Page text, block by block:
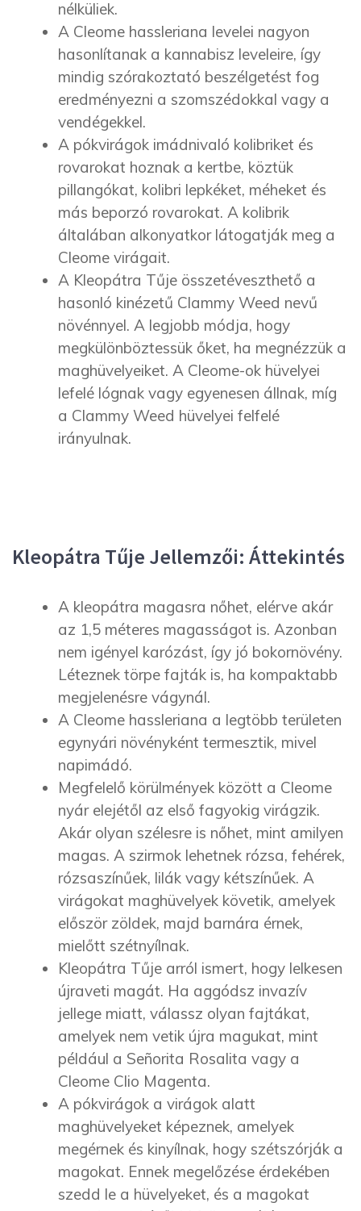
nélküliek.
A Cleome hassleriana levelei nagyon
hasonlítanak a kannabisz leveleire, így
mindig szórakoztató beszélgetést fog
eredményezni a szomszédokkal vagy a
vendégekkel.
A pókvirágok imádnivaló kolibriket és
rovarokat hoznak a kertbe, köztük
pillangókat, kolibri lepkéket, méheket és
más beporzó rovarokat. A kolibrik
általában alkonyatkor látogatják meg a
Cleome virágait.
A Kleopátra Tűje összetéveszthető a
hasonló kinézetű Clammy Weed nevű
növénnyel. A legjobb módja, hogy
megkülönböztessük őket, ha megnézzük a
maghüvelyeiket. A Cleome-ok hüvelyei
lefelé lógnak vagy egyenesen állnak, míg
a Clammy Weed hüvelyei felfelé
irányulnak.
Kleopátra Tűje Jellemzői: Áttekintés
A kleopátra magasra nőhet, elérve akár
az 1,5 méteres magasságot is. Azonban
nem igényel karózást, így jó bokornövény.
Léteznek törpe fajták is, ha kompaktabb
megjelenésre vágynál.
A Cleome hassleriana a legtöbb területen
egynyári növényként termesztik, mivel
napimádó.
Megfelelő körülmények között a Cleome
nyár elejétől az első fagyokig virágzik.
Akár olyan szélesre is nőhet, mint amilyen
magas. A szirmok lehetnek rózsa, fehérek,
rózsaszínűek, lilák vagy kétszínűek. A
virágokat maghüvelyek követik, amelyek
először zöldek, majd barnára érnek,
mielőtt szétnyílnak.
Kleopátra Tűje arról ismert, hogy lelkesen
újraveti magát. Ha aggódsz invazív
jellege miatt, válassz olyan fajtákat,
amelyek nem vetik újra magukat, mint
például a Señorita Rosalita vagy a
Cleome Clio Magenta.
A pókvirágok a virágok alatt
maghüvelyeket képeznek, amelyek
megérnek és kinyílnak, hogy szétszórják a
magokat. Ennek megelőzése érdekében
szedd le a hüvelyeket, és a magokat